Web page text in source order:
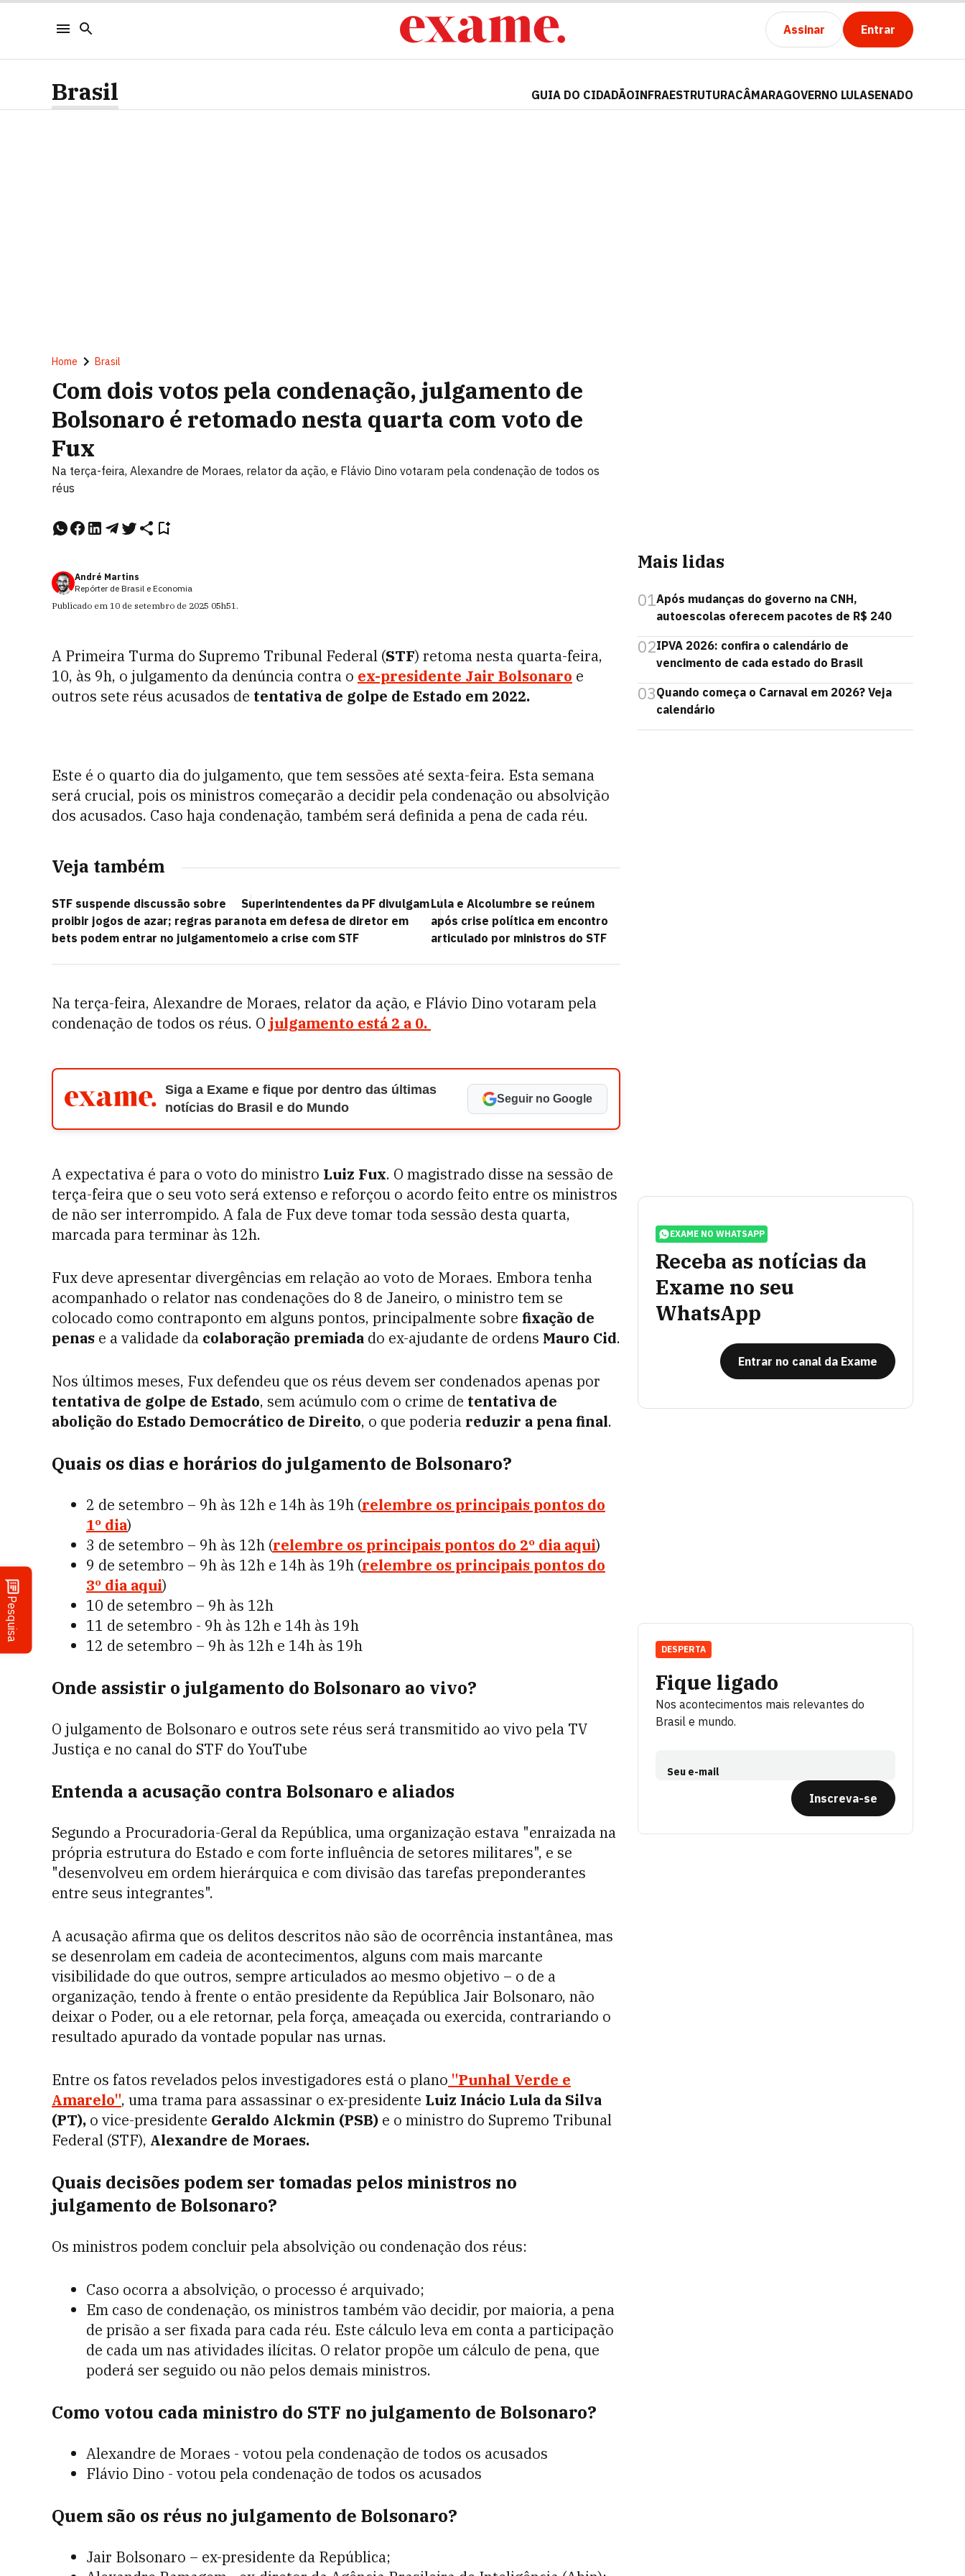
Assinar Entrar
Pesquisa
Brasil GUIA DO CIDADÃOINFRAESTRUTURACÂMARAGOVERNO LULASENADO
Home Brasil
Com dois votos pela condenação, julgamento de
Bolsonaro é retomado nesta quarta com voto de
Fux
Na terça-feira, Alexandre de Moraes, relator da ação, e Flávio Dino votaram pela condenação de todos os
réus
André Martins
Repórter de Brasil e Economia
Publicado em 10 de setembro de 2025 05h51.
A Primeira Turma do Supremo Tribunal Federal (STF) retoma nesta quarta-feira,
10, às 9h, o julgamento da denúncia contra o ex-presidente Jair Bolsonaro e
outros sete réus acusados de tentativa de golpe de Estado em 2022.
Este é o quarto dia do julgamento, que tem sessões até sexta-feira. Esta semana
será crucial, pois os ministros começarão a decidir pela condenação ou absolvição
dos acusados. Caso haja condenação, também será definida a pena de cada réu.
Veja também
STF suspende discussão sobre
proibir jogos de azar; regras para
bets podem entrar no julgamento
Superintendentes da PF divulgam
nota em defesa de diretor em
meio a crise com STF
Lula e Alcolumbre se reúnem
após crise política em encontro
articulado por ministros do STF
Na terça-feira, Alexandre de Moraes, relator da ação, e Flávio Dino votaram pela
condenação de todos os réus. O julgamento está 2 a 0.
Siga a Exame e fique por dentro das últimas
notícias do Brasil e do Mundo
Seguir no Google
A expectativa é para o voto do ministro Luiz Fux. O magistrado disse na sessão de
terça-feira que o seu voto será extenso e reforçou o acordo feito entre os ministros
de não ser interrompido. A fala de Fux deve tomar toda sessão desta quarta,
marcada para terminar às 12h.
Fux deve apresentar divergências em relação ao voto de Moraes. Embora tenha
acompanhado o relator nas condenações do 8 de Janeiro, o ministro tem se
colocado como contraponto em alguns pontos, principalmente sobre fixação de
penas e a validade da colaboração premiada do ex-ajudante de ordens Mauro Cid.
Nos últimos meses, Fux defendeu que os réus devem ser condenados apenas por
tentativa de golpe de Estado, sem acúmulo com o crime de tentativa de
abolição do Estado Democrático de Direito, o que poderia reduzir a pena final.
Quais os dias e horários do julgamento de Bolsonaro?
2 de setembro – 9h às 12h e 14h às 19h (relembre os principais pontos do
1º dia)
3 de setembro – 9h às 12h (relembre os principais pontos do 2º dia aqui)
9 de setembro – 9h às 12h e 14h às 19h (relembre os principais pontos do
3º dia aqui)
10 de setembro – 9h às 12h
11 de setembro - 9h às 12h e 14h às 19h
12 de setembro – 9h às 12h e 14h às 19h
Onde assistir o julgamento do Bolsonaro ao vivo?
O julgamento de Bolsonaro e outros sete réus será transmitido ao vivo pela TV
Justiça e no canal do STF do YouTube
Entenda a acusação contra Bolsonaro e aliados
Segundo a Procuradoria-Geral da República, uma organização estava "enraizada na
própria estrutura do Estado e com forte influência de setores militares", e se
"desenvolveu em ordem hierárquica e com divisão das tarefas preponderantes
entre seus integrantes".
A acusação afirma que os delitos descritos não são de ocorrência instantânea, mas
se desenrolam em cadeia de acontecimentos, alguns com mais marcante
visibilidade do que outros, sempre articulados ao mesmo objetivo – o de a
organização, tendo à frente o então presidente da República Jair Bolsonaro, não
deixar o Poder, ou a ele retornar, pela força, ameaçada ou exercida, contrariando o
resultado apurado da vontade popular nas urnas.
Entre os fatos revelados pelos investigadores está o plano "Punhal Verde e
Amarelo", uma trama para assassinar o ex-presidente Luiz Inácio Lula da Silva
(PT), o vice-presidente Geraldo Alckmin (PSB) e o ministro do Supremo Tribunal
Federal (STF), Alexandre de Moraes.
Quais decisões podem ser tomadas pelos ministros no
julgamento de Bolsonaro?
Os ministros podem concluir pela absolvição ou condenação dos réus:
Caso ocorra a absolvição, o processo é arquivado;
Em caso de condenação, os ministros também vão decidir, por maioria, a pena
de prisão a ser fixada para cada réu. Este cálculo leva em conta a participação
de cada um nas atividades ilícitas. O relator propõe um cálculo de pena, que
poderá ser seguido ou não pelos demais ministros.
Como votou cada ministro do STF no julgamento de Bolsonaro?
Alexandre de Moraes - votou pela condenação de todos os acusados
Flávio Dino - votou pela condenação de todos os acusados
Quem são os réus no julgamento de Bolsonaro?
Jair Bolsonaro – ex-presidente da República;
Mais lidas
01Após mudanças do governo na CNH,
autoescolas oferecem pacotes de R$ 240
02IPVA 2026: confira o calendário de
vencimento de cada estado do Brasil
03Quando começa o Carnaval em 2026? Veja
calendário
EXAME NO WHATSAPP
Receba as notícias da
Exame no seu
WhatsApp
Entrar no canal da Exame
Fique ligado
Nos acontecimentos mais relevantes do
Brasil e mundo.
Seu e-mail
Inscreva-se
DESPERTA